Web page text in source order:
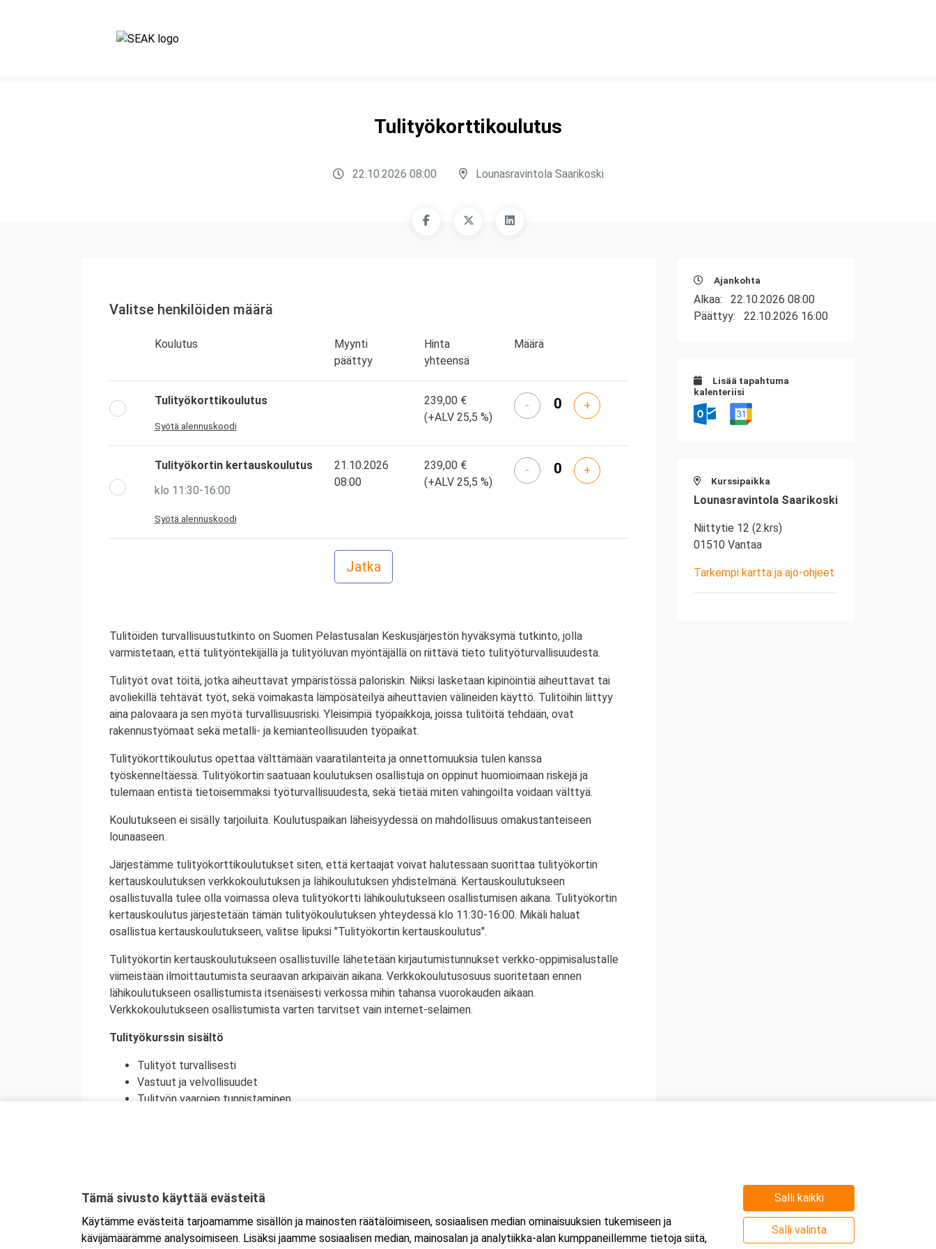
Tulityökorttikoulutus
22.10.2026 08:00 Lounasravintola Saarikoski
Valitse henkilöiden määrä
Koulutus
Myynti
päättyy
Hinta
yhteensä
Määrä
Tulityökorttikoulutus
Syötä alennuskoodi
239,00 €
(+ALV 25,5 %)
- +
Tulityökortin kertauskoulutus
klo 11:30-16:00
Syötä alennuskoodi
21.10.2026
08:00
239,00 €
(+ALV 25,5 %)
- +
Tulitöiden turvallisuustutkinto on Suomen Pelastusalan Keskusjärjestön hyväksymä tutkinto, jolla
varmistetaan, että tulityöntekijällä ja tulityöluvan myöntäjällä on riittävä tieto tulityöturvallisuudesta.
Tulityöt ovat töitä, jotka aiheuttavat ympäristössä paloriskin. Niiksi lasketaan kipinöintiä aiheuttavat tai
avoliekillä tehtävät työt, sekä voimakasta lämpösäteilyä aiheuttavien välineiden käyttö. Tulitöihin liittyy
aina palovaara ja sen myötä turvallisuusriski. Yleisimpiä työpaikkoja, joissa tulitöitä tehdään, ovat
rakennustyömaat sekä metalli- ja kemianteollisuuden työpaikat.
Tulityökorttikoulutus opettaa välttämään vaaratilanteita ja onnettomuuksia tulen kanssa
työskenneltäessä. Tulityökortin saatuaan koulutuksen osallistuja on oppinut huomioimaan riskejä ja
tulemaan entistä tietoisemmaksi työturvallisuudesta, sekä tietää miten vahingoilta voidaan välttyä.
Koulutukseen ei sisälly tarjoiluita. Koulutuspaikan läheisyydessä on mahdollisuus omakustanteiseen
lounaaseen.
Järjestämme tulityökorttikoulutukset siten, että kertaajat voivat halutessaan suorittaa tulityökortin
kertauskoulutuksen verkkokoulutuksen ja lähikoulutuksen yhdistelmänä. Kertauskoulutukseen
osallistuvalla tulee olla voimassa oleva tulityökortti lähikoulutukseen osallistumisen aikana. Tulityökortin
kertauskoulutus järjestetään tämän tulityökoulutuksen yhteydessä klo 11:30-16:00. Mikäli haluat
osallistua kertauskoulutukseen, valitse lipuksi "Tulityökortin kertauskoulutus".
Tulityökortin kertauskoulutukseen osallistuville lähetetään kirjautumistunnukset verkko-oppimisalustalle
viimeistään ilmoittautumista seuraavan arkipäivän aikana. Verkkokoulutusosuus suoritetaan ennen
lähikoulutukseen osallistumista itsenäisesti verkossa mihin tahansa vuorokauden aikaan.
Verkkokoulutukseen osallistumista varten tarvitset vain internet-selaimen.
Tulityökurssin sisältö
Tulityöt turvallisesti
Vastuut ja velvollisuudet
Tulityön vaarojen tunnistaminen
Tulityökortti on voimassa viisi vuotta. Tulityökortti on voimassa Suomen lisäksi myös Norjassa ja
Ruotsin tulityökoulutus uudistui heinäkuussa 2023, jonka seurauksena Suomessa myönnetty kortti ei ole
Ruotsissa enää pätevä.
Ajankohta
Alkaa: 22.10.2026 08:00
Päättyy: 22.10.2026 16:00
Lisää tapahtuma
kalenteriisi
Kurssipaikka
Lounasravintola Saarikoski
Niittytie 12 (2.krs)
01510 Vantaa
Tarkempi kartta ja ajo-ohjeet
Tämä sivusto käyttää evästeitä
Käytämme evästeitä tarjoamamme sisällön ja mainosten räätälöimiseen, sosiaalisen median ominaisuuksien tukemiseen ja
kävijämäärämme analysoimiseen. Lisäksi jaamme sosiaalisen median, mainosalan ja analytiikka-alan kumppaneillemme tietoja siitä,
Salli kaikki
Salli valinta